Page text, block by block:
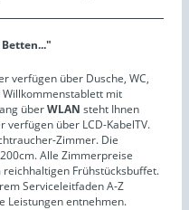
verfügen über Dusche, WC,
mit
überWLAN steht Ihnen
verfügen über LCD-KabelTV.
Zimmer. Die
Alle Zimmerpreise
Frühstücksbuffet.
Serviceleitfaden A-Z
Leistungen entnehmen.